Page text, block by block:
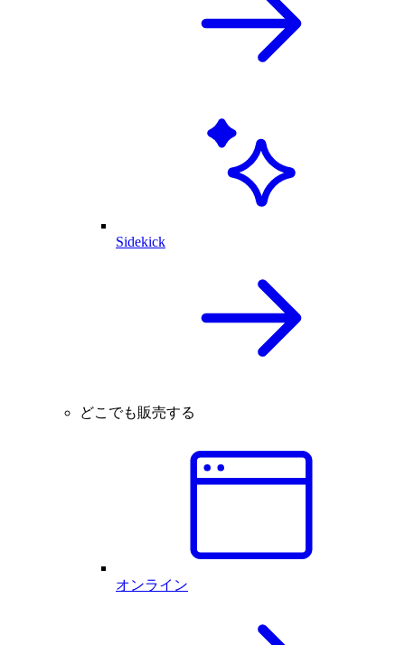
Sidekick
どこでも販売する
オンライン